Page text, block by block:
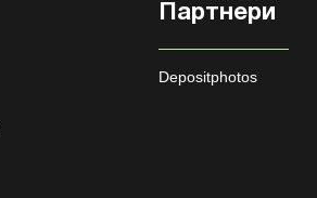
Партнери
Depositphotos